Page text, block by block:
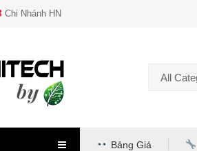
Chi Nhánh HN
All
Bảng Giá